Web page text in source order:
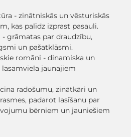
- zinātniskās un vēsturiskās
kas palīdz izprast pasauli.
grāmatas par draudzību,
un pašatklāsmi.
romāni - dinamiska un
jaunajiem
radošumu, zinātkāri un
padarot lasīšanu par
bērniem un jauniešiem